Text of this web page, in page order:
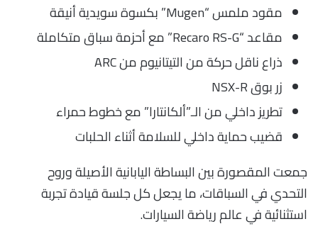
مقود ملمس “Mugen” بكسوة سويدية أنيقة
مقاعد “Recaro RS-G” مع أحزمة سباق متكاملة
ذراع ناقل حركة من التيتانيوم من ARC
زر بوق NSX-R
تطريز داخلي من الـ”ألكانتارا” مع خطوط حمراء
قضيب حماية داخلي للسلامة أثناء الحلبات
جمعت المقصورة بين البساطة اليابانية الأصيلة وروح
التحدي في السباقات، ما يجعل كل جلسة قيادة تجربة
استثنائية في عالم رياضة السيارات.